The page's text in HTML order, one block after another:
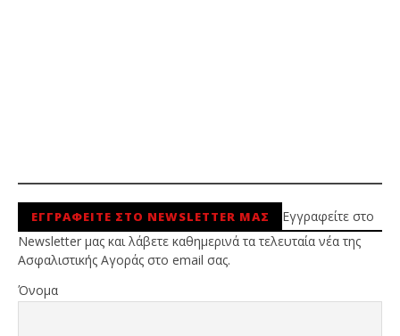
ΕΓΓΡΑΦΕΙΤΕ ΣΤΟ NEWSLETTER ΜΑΣ
Εγγραφείτε στο
Newsletter μας και λάβετε καθημερινά τα τελευταία νέα της
Ασφαλιστικής Αγοράς στο email σας.
Όνομα